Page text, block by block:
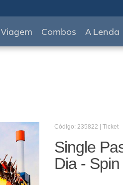
Viagem Combos A Lenda
Código: 235822 | Ticket
Single
Dia -